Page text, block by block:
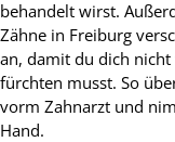
behandelt wirst.
Zähne in Freiburg
an, damit du dich
fürchten musst. So
vorm Zahnarzt und
Hand.